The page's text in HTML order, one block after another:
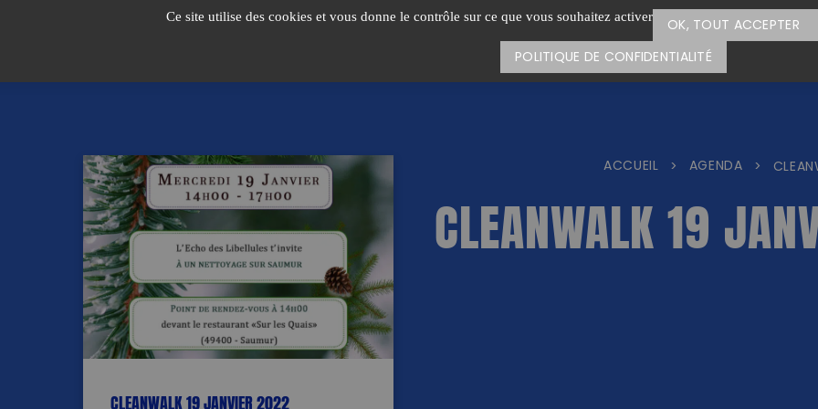
Ce site utilise des cookies et vous donne le contrôle sur ce que vous souhaitez activer OK, TOUT ACCEPTER
POLITIQUE DE CONFIDENTIALITÉ
ACCUEIL > AGENDA >
CLEANWALK 19
CLEANWALK 19 JANVIER 2022